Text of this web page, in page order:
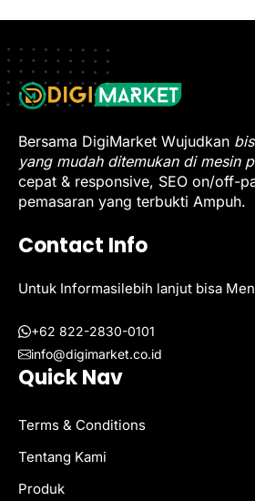
Bersama DigiMarket Wujudkan
yang mudah ditemukan di mesin
cepat & responsive, SEO on/off-
pemasaran yang terbukti Ampuh.
Contact Info
Untuk Informasilebih lanjut bisa
+62 822-2830-0101
info@digimarket.co.id
Quick Nav
Terms & Conditions
Tentang Kami
Produk